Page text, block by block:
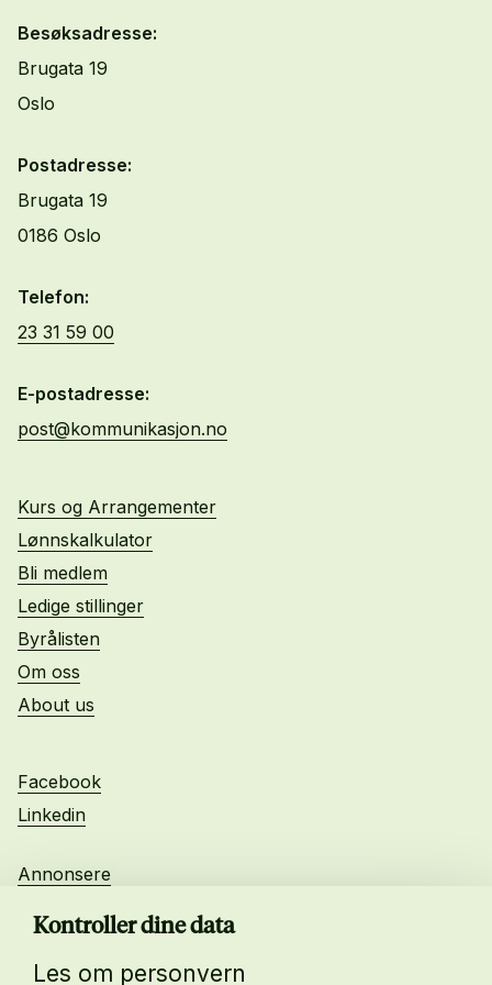
Kontroller dine data
Les om personvern
Besøksadresse:
Brugata 19
Oslo
Postadresse:
Brugata 19
0186 Oslo
Telefon:
23 31 59 00
E-postadresse:
post@kommunikasjon.no
Kurs og Arrangementer
Lønnskalkulator
Bli medlem
Ledige stillinger
Byrålisten
Om oss
About us
Facebook
Linkedin
Annonsere